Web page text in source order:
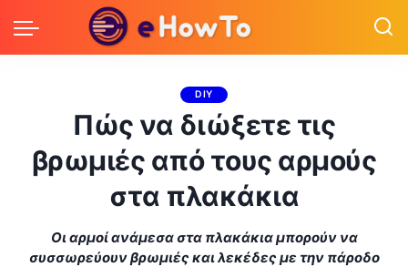
DIY
Πώς να διώξετε τις
βρωμιές από τους αρμούς
στα πλακάκια
Οι αρμοί ανάμεσα στα πλακάκια μπορούν να
συσσωρεύουν βρωμιές και λεκέδες με την πάροδο